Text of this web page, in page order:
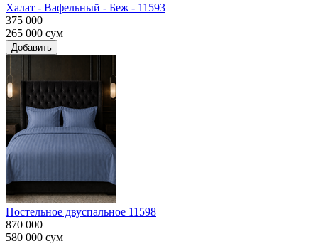
Халат - Вафельный - Беж - 11593
375 000
265 000 сум
Добавить
Постельное двуспальное 11598
870 000
580 000 сум